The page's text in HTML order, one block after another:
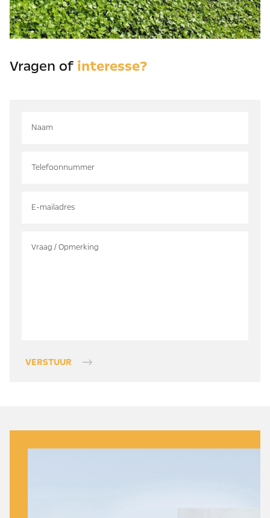
Vragen of interesse?
VERSTUUR